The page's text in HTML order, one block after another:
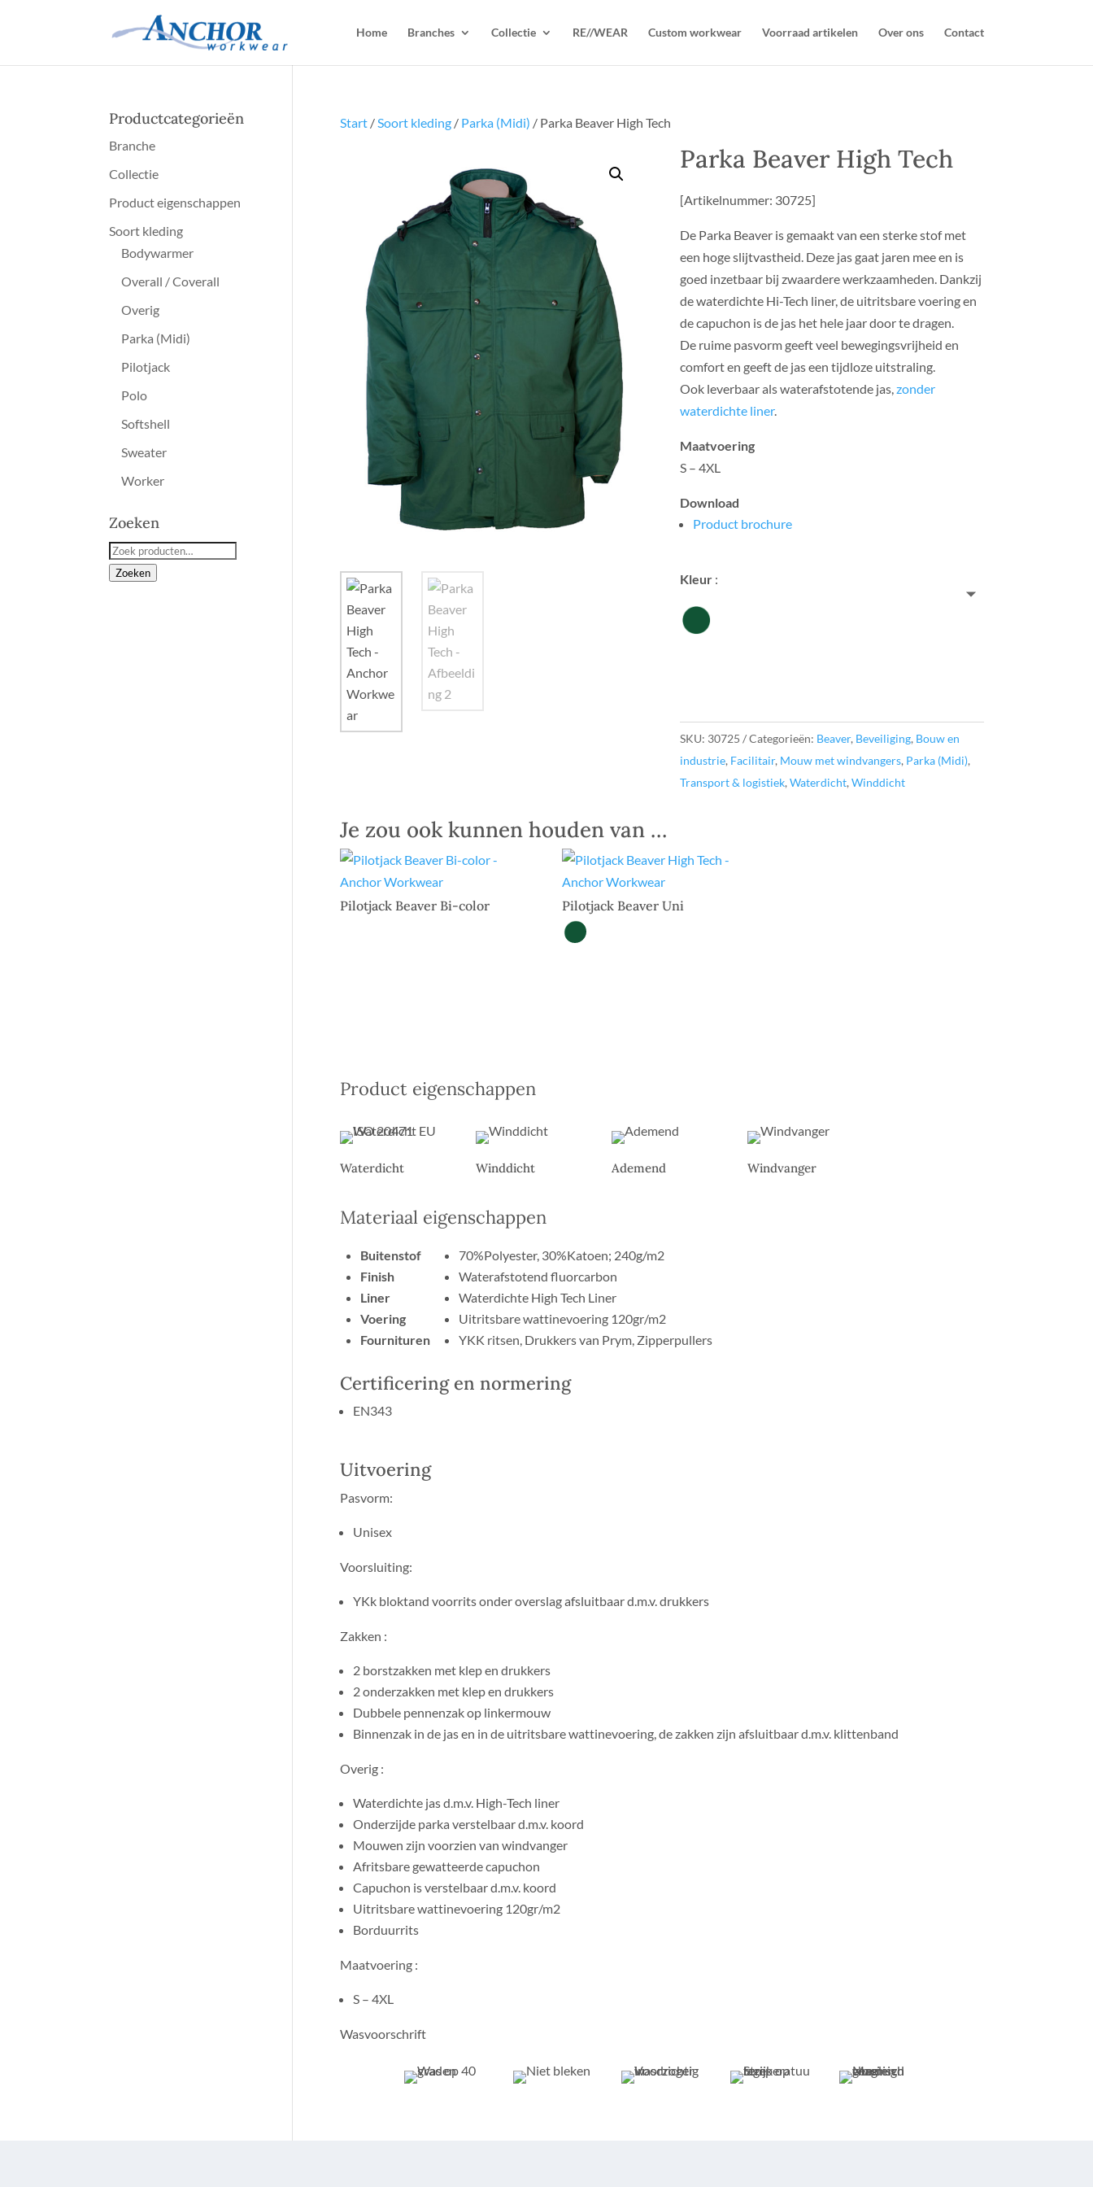
Home Branches Collectie RE//WEAR Custom workwear Voorraad artikelen Over ons Contact
Start/Soort kleding/ Parka (Midi) / Parka Beaver High Tech
Parka Beaver High Tech
[Artikelnummer: 30725]
De Parka Beaver is gemaakt van een sterke stof met
een hoge slijtvastheid. Deze jas gaat jaren mee en is
goed inzetbaar bij zwaardere werkzaamheden. Dankzij
de waterdichte Hi-Tech liner, de uitritsbare voering en
de capuchon is de jas het hele jaar door te dragen.
De ruime pasvorm geeft veel bewegingsvrijheid en
comfort en geeft de jas een tijdloze uitstraling.
Ook leverbaar als waterafstotende jas, zonder
waterdichte liner.
Maatvoering
S – 4XL
Download
Product brochure
Kleur :
SKU: 30725 Categorieën: Beaver, Beveiliging, Bouw en
industrie, Facilitair, Mouw met windvangers, Parka (Midi),
Transport & logistiek, Waterdicht, Winddicht
Je zou ook kunnen houden van …
Pilotjack Beaver Bi-color Pilotjack Beaver Uni
Product eigenschappen
Waterdicht Winddicht Ademend Windvanger
Materiaal eigenschappen
Buitenstof
Finish
Liner
Voering
Fournituren
70%Polyester, 30%Katoen; 240g/m2
Waterafstotend fluorcarbon
Waterdichte High Tech Liner
Uitritsbare wattinevoering 120gr/m2
YKK ritsen, Drukkers van Prym, Zipperpullers
Certificering en normering
EN343
Uitvoering
Pasvorm:
Unisex
Voorsluiting:
YKk bloktand voorrits onder overslag afsluitbaar d.m.v. drukkers
Zakken :
2 borstzakken met klep en drukkers
2 onderzakken met klep en drukkers
Dubbele pennenzak op linkermouw
Binnenzak in de jas en in de uitritsbare wattinevoering, de zakken zijn afsluitbaar d.m.v. klittenband
Overig :
Waterdichte jas d.m.v. High-Tech liner
Onderzijde parka verstelbaar d.m.v. koord
Mouwen zijn voorzien van windvanger
Afritsbare gewatteerde capuchon
Capuchon is verstelbaar d.m.v. koord
Uitritsbare wattinevoering 120gr/m2
Borduurrits
Maatvoering :
S – 4XL
Wasvoorschrift
Productcategorieën
Branche
Collectie
Product eigenschappen
Soort kleding
Bodywarmer
Overall / Coverall
Overig
Parka (Midi)
Pilotjack
Polo
Softshell
Sweater
Worker
Zoeken
Zoeken
naar:
Zoeken